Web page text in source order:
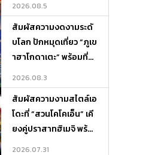
ลได้ทั้งวัน!
2026.08.5
สัมผัสความงดงามระดั
บโลก ปักหมุดเที่ยว “ภูเข
าฮาโกดาเตะ” พร้อมที่พั
ด!
2026.08.3
สัมผัสความงามสไตล์เอ
โดะที่ “สวนโคโคเอ็น” เคี
ยงคู่ปราสาทฮิเมจิ พร้อ
2026.07.31